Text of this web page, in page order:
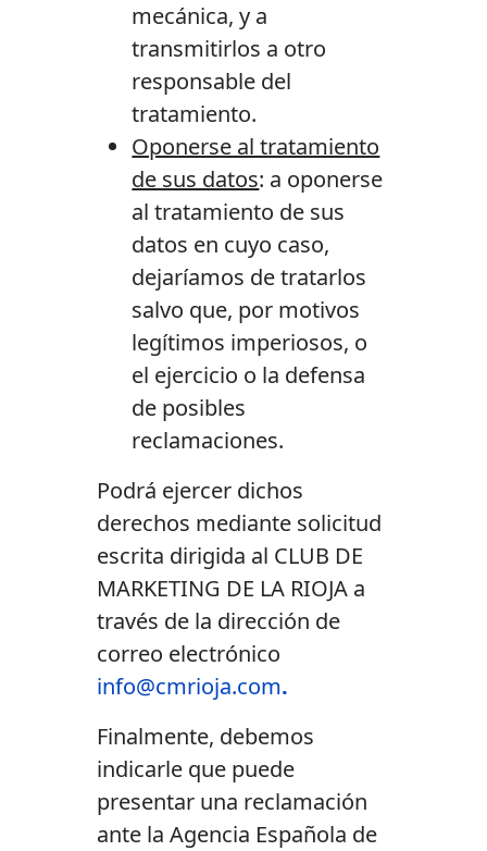
mecánica, y a
transmitirlos a otro
responsable del
tratamiento.
Oponerse al tratamiento
de sus datos: a oponerse
al tratamiento de sus
datos en cuyo caso,
dejaríamos de tratarlos
salvo que, por motivos
legítimos imperiosos, o
el ejercicio o la defensa
de posibles
reclamaciones.
Podrá ejercer dichos
derechos mediante solicitud
escrita dirigida al CLUB DE
MARKETING DE LA RIOJA a
través de la dirección de
correo electrónico
info@cmrioja.com.
Finalmente, debemos
indicarle que puede
presentar una reclamación
ante la Agencia Española de